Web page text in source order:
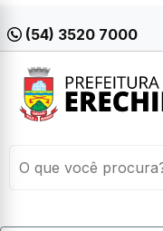
(54) 3520 7000